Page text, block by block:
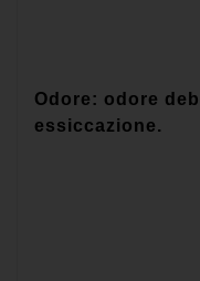
Odore: odore
essiccazione.